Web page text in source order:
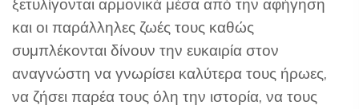
ξετυλίγονται αρμονικά μέσα από την αφήγηση
και οι παράλληλες ζωές τους καθώς
συμπλέκονται δίνουν την ευκαιρία στον
αναγνώστη να γνωρίσει καλύτερα τους ήρωες,
να ζήσει παρέα τους όλη την ιστορία, να τους